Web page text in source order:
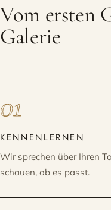
Vom ersten
Galerie
01
KENNENLERNEN
Wir sprechen über Ihren
schauen, ob es passt.